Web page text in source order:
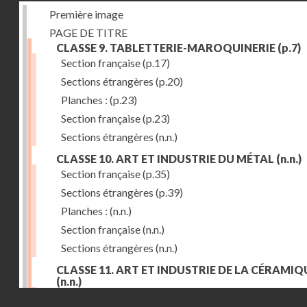
Première image
PAGE DE TITRE
CLASSE 9. TABLETTERIE-MAROQUINERIE (p.7)
Section française(p.17)
Sections étrangères (p.20)
Planches : (p.23)
Section française(p.23)
Sections étrangères (n.n.)
CLASSE 10. ART ET INDUSTRIE DU MÉTAL (n.n.)
Section française(p.35)
Sections étrangères (p.39)
Planches : (n.n.)
Section française(n.n.)
Sections étrangères (n.n.)
CLASSE 11. ART ET INDUSTRIE DE LA
(n.n.)